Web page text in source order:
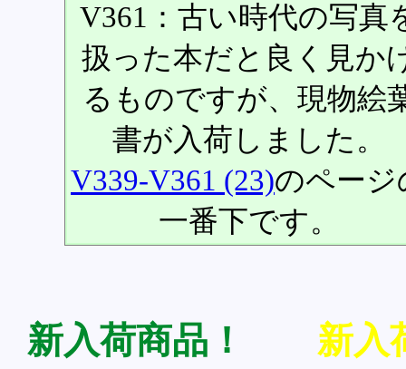
V361：古い時代の写真
扱った本だと良く見か
るものですが、現物絵
書が入荷しました。
V339-V361 (23)のページ
一番下です。
新入荷商品！
新入